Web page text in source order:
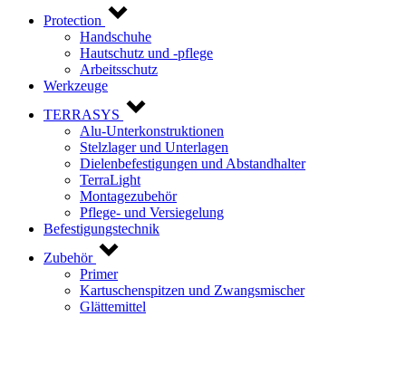
Protection
Handschuhe
Hautschutz und -pflege
Arbeitsschutz
Werkzeuge
TERRASYS
Alu-Unterkonstruktionen
Stelzlager und Unterlagen
Dielenbefestigungen und Abstandhalter
TerraLight
Montagezubehör
Pflege- und Versiegelung
Befestigungstechnik
Zubehör
Primer
Kartuschenspitzen und Zwangsmischer
Glättemittel